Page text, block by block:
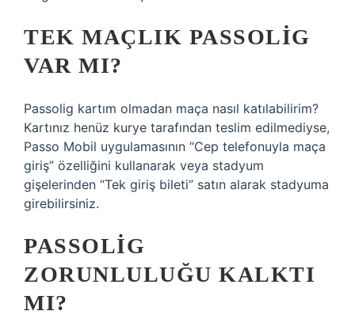
TEK MAÇLIK PASSOLIG
VAR MI?
Passolig kartım olmadan maça nasıl katılabilirim?
Kartınız henüz kurye tarafından teslim edilmediyse,
Passo Mobil uygulamasının “Cep telefonuyla maça
giriş” özelliğini kullanarak veya stadyum
gişelerinden “Tek giriş bileti” satın alarak stadyuma
girebilirsiniz.
PASSOLIG
ZORUNLULUĞU KALKTI
MI?